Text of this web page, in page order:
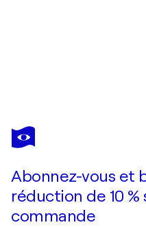
GREGG
CHADWICK
Je
Abonnez-vous et
réduction de 10
commande